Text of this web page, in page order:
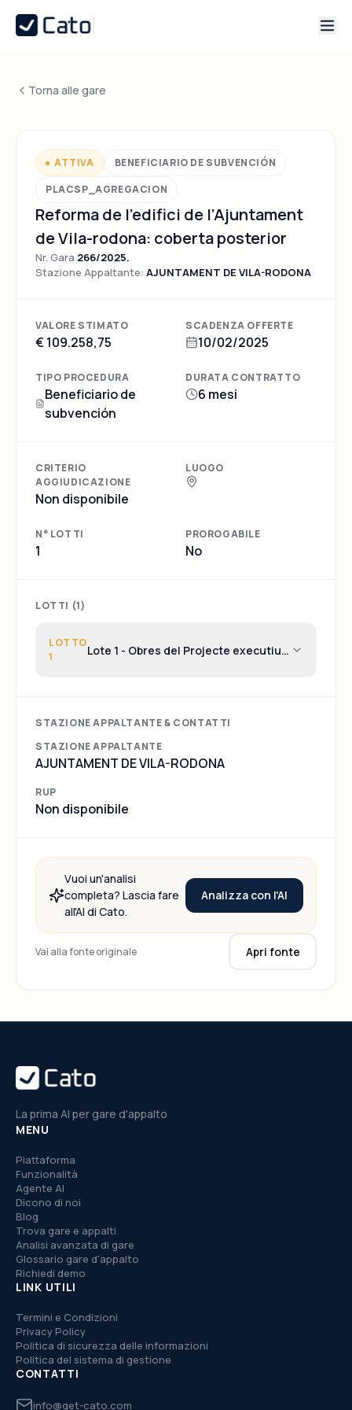
Torna alle gare
ATTIVA
BENEFICIARIO DE SUBVENCIÓN
PLACSP_AGREGACION
Reforma de l’edifici de l’Ajuntament
de Vila-rodona: coberta posterior
Nr. Gara 266/2025.
Stazione Appaltante: AJUNTAMENT DE VILA-RODONA
VALORE STIMATO
€ 109.258,75
SCADENZA OFFERTE
10/02/2025
TIPO PROCEDURA
Beneficiario de
subvención
DURATA CONTRATTO
6 mesi
CRITERIO
AGGIUDICAZIONE
Non disponibile
LUOGO
N° LOTTI
1
PROROGABILE
No
LOTTI (1)
LOTTO
1
Lote 1 - Obres del Projecte executiu
STAZIONE APPALTANTE & CONTATTI
STAZIONE APPALTANTE
AJUNTAMENT DE VILA-RODONA
RUP
Non disponibile
Vuoi un'analisi
completa? Lascia fare
all'AI di Cato.
Analizza con l'AI
Vai alla fonte originale Apri fonte
La prima AI per gare d'appalto
MENU
Piattaforma
Funzionalità
Agente AI
Dicono di noi
Blog
Trova gare e appalti
Analisi avanzata di gare
Glossario gare d'appalto
Richiedi demo
LINK UTILI
Termini e Condizioni
Privacy Policy
Politica di sicurezza delle informazioni
Politica del sistema di gestione
CONTATTI
info@get-cato.com